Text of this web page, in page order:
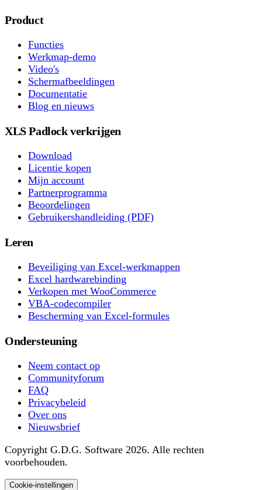
Product
Functies
Werkmap-demo
Video's
Schermafbeeldingen
Documentatie
Blog en nieuws
XLS Padlock verkrijgen
Download
Licentie kopen
Mijn account
Partnerprogramma
Beoordelingen
Gebruikershandleiding (PDF)
Leren
Beveiliging van Excel-werkmappen
Excel hardwarebinding
Verkopen met WooCommerce
VBA-codecompiler
Bescherming van Excel-formules
Ondersteuning
Neem contact op
Communityforum
FAQ
Privacybeleid
Over ons
Nieuwsbrief
Copyright G.D.G. Software 2026. Alle rechten
voorbehouden.
Cookie-instellingen